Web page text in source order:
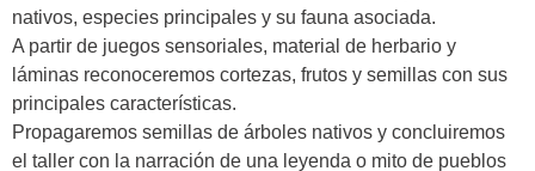
nativos, especies principales y su fauna asociada.
A partir de juegos sensoriales, material de herbario y
láminas reconoceremos cortezas, frutos y semillas con sus
principales características.
Propagaremos semillas de árboles nativos y concluiremos
el taller con la narración de una leyenda o mito de pueblos